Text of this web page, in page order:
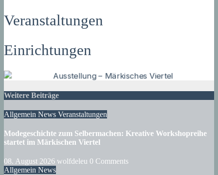
Veranstaltungen
Einrichtungen
Weitere Beiträge
Allgemein News Veranstaltungen
Modegeschichte zum Selbermachen: Kreative Workshopreihe
startet im Märkischen Viertel
08. August 2026 wolfdeleu 0 Comments
Allgemein News